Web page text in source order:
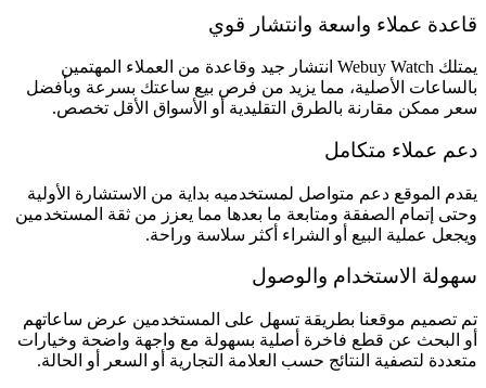
قاعدة عملاء واسعة وانتشار قوي
يمتلك Webuy Watch انتشار جيد وقاعدة من العملاء المهتمين
بالساعات الأصلية، مما يزيد من فرص بيع ساعتك بسرعة وبأفضل
سعر ممكن مقارنة بالطرق التقليدية أو الأسواق الأقل تخصص.
دعم عملاء متكامل
يقدم الموقع دعم متواصل لمستخدميه بداية من الاستشارة الأولية
وحتى إتمام الصفقة ومتابعة ما بعدها مما يعزز من ثقة المستخدمين
ويجعل عملية البيع أو الشراء أكثر سلاسة وراحة.
سهولة الاستخدام والوصول
تم تصميم موقعنا بطريقة تسهل على المستخدمين عرض ساعاتهم
أو البحث عن قطع فاخرة أصلية بسهولة مع واجهة واضحة وخيارات
متعددة لتصفية النتائج حسب العلامة التجارية أو السعر أو الحالة.